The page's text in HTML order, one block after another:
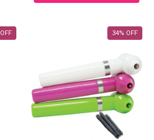
OFF 34% OFF